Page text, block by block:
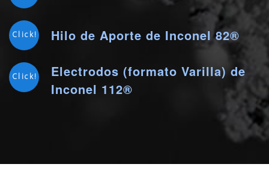
Click! Hilo de Aporte de Inconel 82®
Click!
Electrodos (formato Varilla) de
Inconel 112®